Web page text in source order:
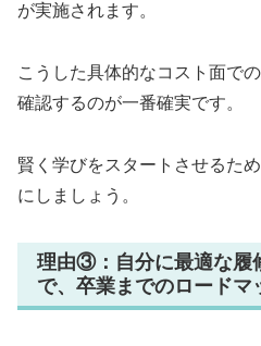
が実施されます。
こうした具体的なコスト面で
確認するのが一番確実です。
賢く学びをスタートさせるた
にしましょう。
理由③：自分に最適な履
で、卒業までのロードマ